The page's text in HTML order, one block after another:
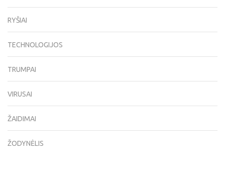
RYŠIAI
TECHNOLOGIJOS
TRUMPAI
VIRUSAI
ŽAIDIMAI
ŽODYNĖLIS